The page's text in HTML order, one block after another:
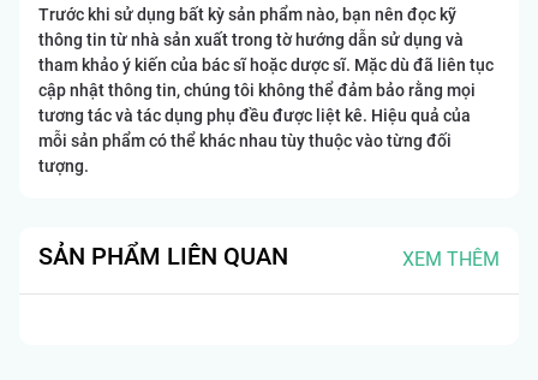
Trước khi sử dụng bất kỳ sản phẩm nào, bạn nên đọc kỹ
thông tin từ nhà sản xuất trong tờ hướng dẫn sử dụng và
tham khảo ý kiến của bác sĩ hoặc dược sĩ. Mặc dù đã liên tục
cập nhật thông tin, chúng tôi không thể đảm bảo rằng mọi
tương tác và tác dụng phụ đều được liệt kê. Hiệu quả của
mỗi sản phẩm có thể khác nhau tùy thuộc vào từng đối
tượng.
SẢN PHẨM LIÊN QUAN XEM THÊM